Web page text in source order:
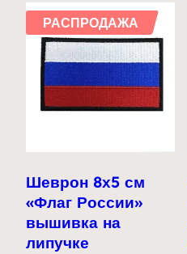
Шеврон 8х5 см
«Флаг России»
вышивка на
липучке
РАСПРОДАЖА